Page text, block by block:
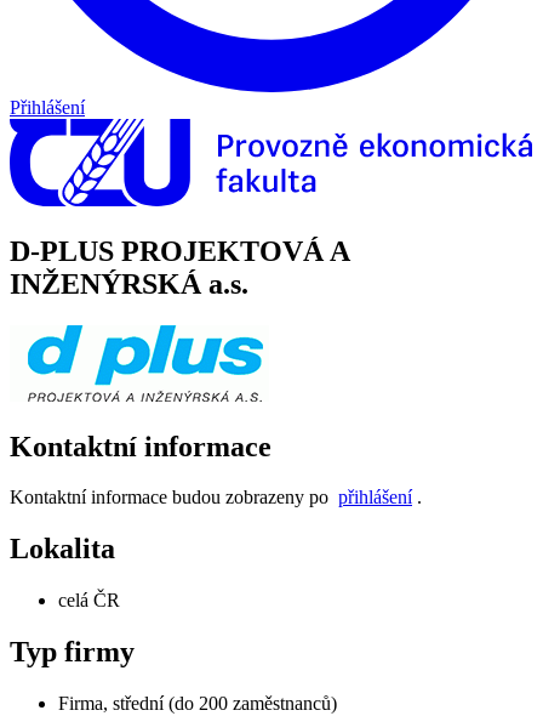
Přihlášení
D-PLUS PROJEKTOVÁ A
INŽENÝRSKÁ a.s.
Kontaktní informace
Kontaktní informace budou zobrazeny po přihlášení.
Lokalita
celá ČR
Typ firmy
Firma, střední (do 200 zaměstnanců)